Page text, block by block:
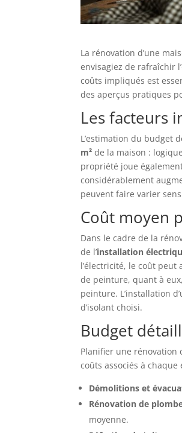
La rénovation d’une
envisagiez de rafraîchir
coûts impliqués est
des aperçus pratiques
Les facteurs
L’estimation du budget
m² de la maison :
propriété joue
considérablement
peuvent faire varier
Coût moyen
Dans le cadre de la
de l’installation
l’électricité, le coût
de peinture, quant à
peinture. L’installation
d’isolant choisi.
Budget
Planifier une rénovation
coûts associés à
Démolitions et
Rénovation de
moyenne.